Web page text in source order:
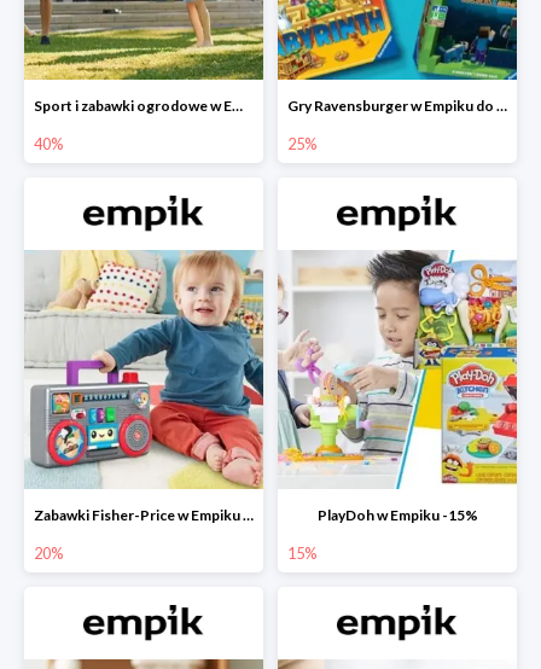
Sport i zabawki ogrodowe w Empiku do -40%
40%
Gry Ravensburger w Empiku do -25%
25%
Zabawki Fisher-Price w Empiku do -20%
20%
PlayDoh w Empiku -15%
15%